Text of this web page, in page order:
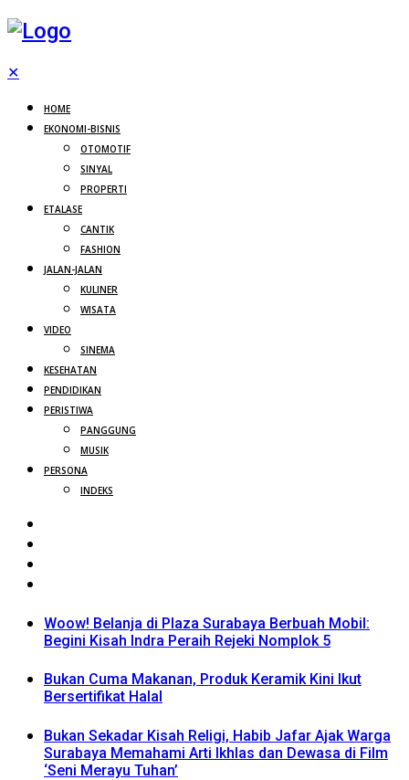
✕
HOME
EKONOMI-BISNIS
OTOMOTIF
SINYAL
PROPERTI
ETALASE
CANTIK
FASHION
JALAN-JALAN
KULINER
WISATA
VIDEO
SINEMA
KESEHATAN
PENDIDIKAN
PERISTIWA
PANGGUNG
MUSIK
PERSONA
INDEKS
Woow! Belanja di Plaza Surabaya Berbuah Mobil:
Begini Kisah Indra Peraih Rejeki Nomplok 5
Bukan Cuma Makanan, Produk Keramik Kini Ikut
Bersertifikat Halal
Bukan Sekadar Kisah Religi, Habib Jafar Ajak Warga
Surabaya Memahami Arti Ikhlas dan Dewasa di Film
‘Seni Merayu Tuhan’